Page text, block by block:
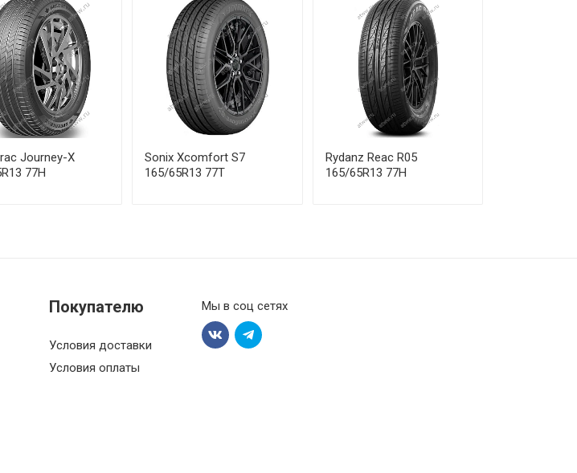
Journey-X
77H
Sonix Xcomfort S7
165/65R13 77T
Rydanz Reac R05
165/65R13 77H
Покупателю
Условия доставки
Условия оплаты
Мы в соц сетях